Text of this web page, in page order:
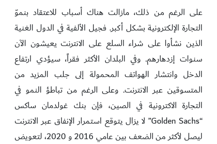
على الرغم من ذلك، مازالت هناك أسباب للاعتقاد بنموّ
التجارة الإلكترونية بشكل أكبر. فجيل الألفية في الدول الغنية
الذين نشأوا على شراء السلع على الانترنت يعيشون الآن
سنوات إزدهارهم. وفي البلدان الأكثر فقراً، سيؤدي ارتفاع
الدخل وانتشار الهواتف المحمولة إلى جلب المزيد من
المتسوقين عبر الانترنت. وعلى الرغم من تباطؤ النمو في
التجارة الاكترونية في الصين، فإن بنك غولدمان ساكس
“Golden Sachs” لا يزال يتوقع استمرار الإنفاق عبر الانترنت
ليصل لأكثر من الضعف بين عامي 2016 و 2020، لتعويض